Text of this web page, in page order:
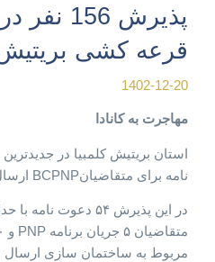
پذیرش
قرعه کشی بریتیش
1402-12-20
مهاجرت به کانادا
نامه برای متقاضیانBCPNP ارسال کرد.
مربوط به ساختمان سازی